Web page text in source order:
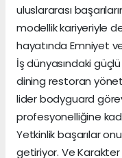
uluslararası
modellik kariyeriyle
hayatında Emniyet
İş dünyasındaki
dining restoran
lider bodyguard
profesyonelliğine
Yetkinlik başarılar
getiriyor. Ve Karakter